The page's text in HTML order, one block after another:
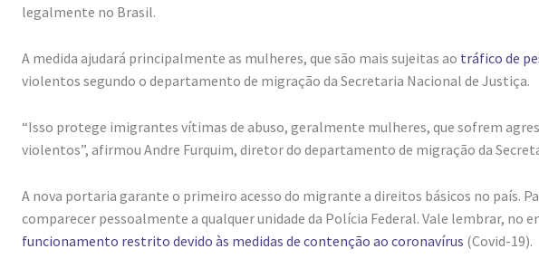
legalmente no Brasil.
A medida ajudará principalmente as mulheres, que são mais sujeitas ao tráfico de
violentos segundo o departamento de migração da Secretaria Nacional de Justiça.
“Isso protege imigrantes vítimas de abuso, geralmente mulheres, que sofrem
violentos”, afirmou Andre Furquim, diretor do departamento de migração da
A nova portaria garante o primeiro acesso do migrante a direitos básicos no país.
comparecer pessoalmente a qualquer unidade da Polícia Federal. Vale lembrar, no
funcionamento restrito devido às medidas de contenção ao coronavírus (Covid-19).